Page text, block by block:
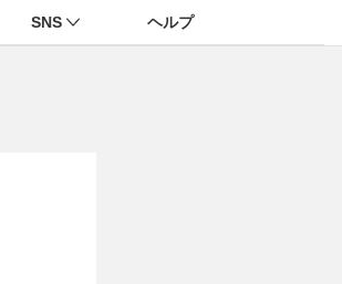
SNS ヘルプ